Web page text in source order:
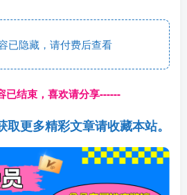
已隐藏，请付费后查看
已结束，喜欢请分享------
更多精彩文章请收藏本站。